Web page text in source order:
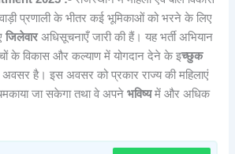
प्रणाली के भीतर कई भूमिकाओं को भरने के लिए
जिलेवारअधिसूचनाएँ जारी की हैं। यह भर्ती अभियान
के विकास और कल्याण में योगदान देने के इच्छुक
है। इस अवसर को प्रकार राज्य की महिलाएं
जा सकेगा तथा वे अपनेभविष्यमें और अधिक